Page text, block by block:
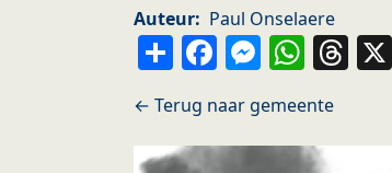
Auteur Paul Onselaere
ShareFacebook